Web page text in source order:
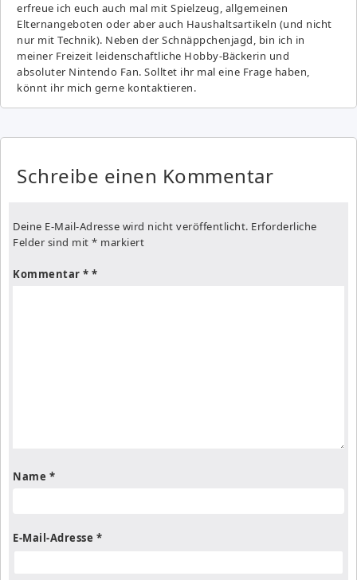
erfreue ich euch auch mal mit Spielzeug, allgemeinen
Elternangeboten oder aber auch Haushaltsartikeln (und nicht
nur mit Technik). Neben der Schnäppchenjagd, bin ich in
meiner Freizeit leidenschaftliche Hobby-Bäckerin und
absoluter Nintendo Fan. Solltet ihr mal eine Frage haben,
könnt ihr mich gerne kontaktieren.
Schreibe einen Kommentar
Deine E-Mail-Adresse wird nicht veröffentlicht. Erforderliche
Felder sind mit * markiert
Kommentar *
Name *
E-Mail-Adresse *